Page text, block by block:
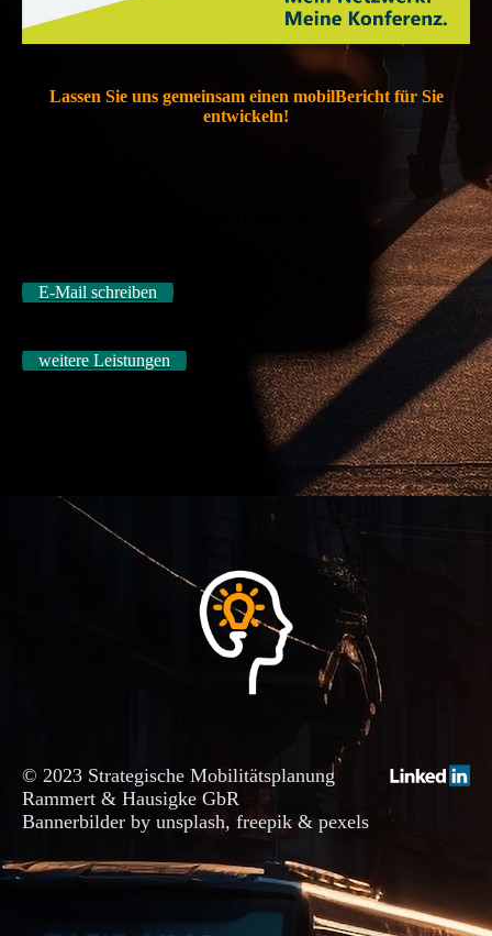
Lassen Sie uns gemeinsam einen mobilBericht für Sie
entwickeln!
E-Mail schreiben
weitere Leistungen
© 2023 Strategische Mobilitätsplanung
Rammert & Hausigke GbR
Bannerbilder by unsplash, freepik & pexels